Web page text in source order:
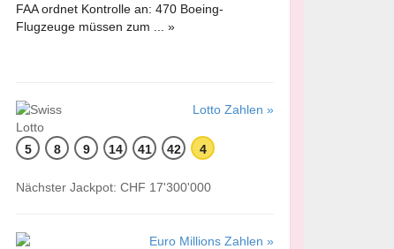
FAA ordnet Kontrolle an: 470 Boeing-
Flugzeuge müssen zum ... »
Lotto Zahlen »
5 8 9 14 41 42 4
Nächster Jackpot: CHF 17'300'000
Euro Millions Zahlen »